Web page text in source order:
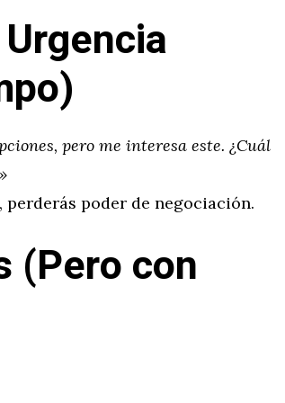
pero me interesa este. ¿Cuál
poder de negociación.
(Pero con